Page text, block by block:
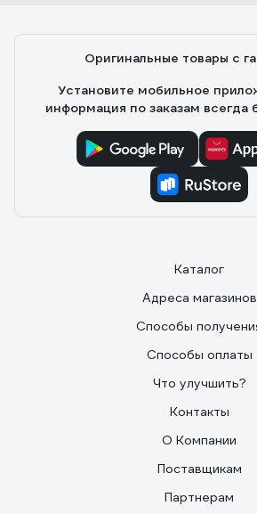
Оригинальные товары с
Установите мобильное
информация по заказам всегда
Каталог
Адреса магазинов
Способы
Способы оплаты
Что улучшить?
Контакты
О Компании
Поставщикам
Партнерам